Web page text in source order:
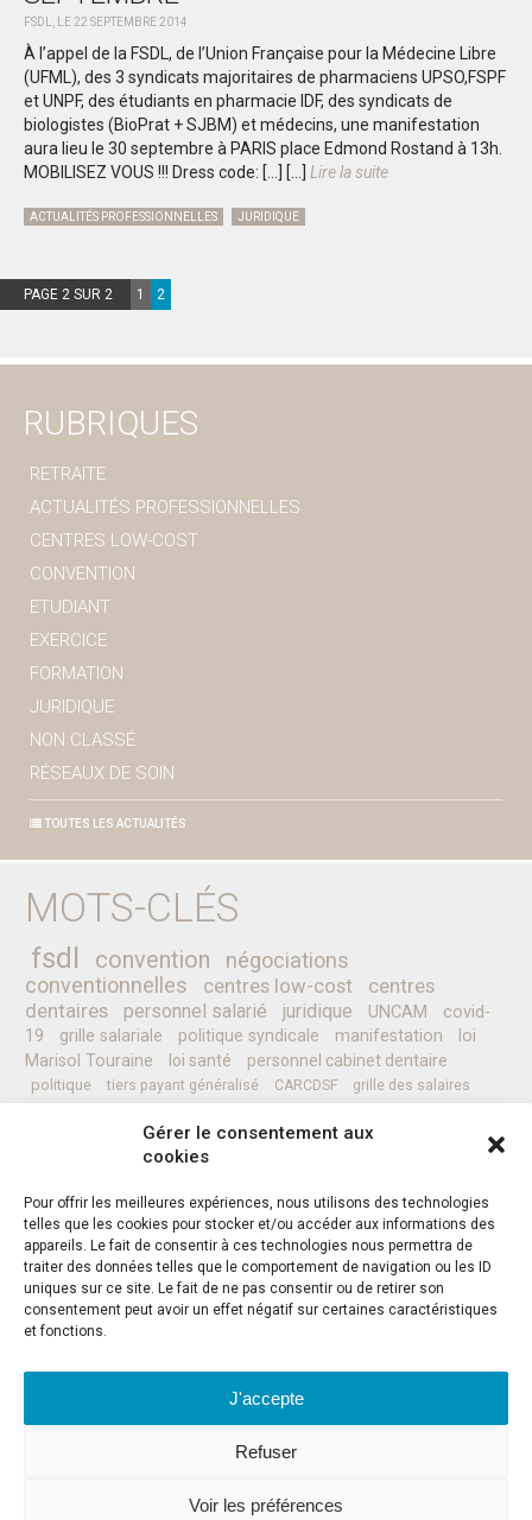
Gérer le consentement aux
cookies
Pour offrir les meilleures expériences, nous utilisons des technologies
telles que les cookies pour stocker et/ou accéder aux informations des
appareils. Le fait de consentir à ces technologies nous permettra de
traiter des données telles que le comportement de navigation ou les ID
uniques sur ce site. Le fait de ne pas consentir ou de retirer son
consentement peut avoir un effet négatif sur certaines caractéristiques
et fonctions.
J'accepte
Refuser
Voir les préférences
FSDL, LE 22 SEPTEMBRE 2014
À l’appel de la FSDL, de l’Union Française pour la Médecine Libre
(UFML), des 3 syndicats majoritaires de pharmaciens UPSO,FSPF
et UNPF, des étudiants en pharmacie IDF, des syndicats de
biologistes (BioPrat + SJBM) et médecins, une manifestation
aura lieu le 30 septembre à PARIS place Edmond Rostand à 13h.
MOBILISEZ VOUS !!! Dress code: […]
[...] Lire la suite
ACTUALITÉS PROFESSIONNELLES JURIDIQUE
PAGE 2 SUR 2 1 2
RUBRIQUES
RETRAITE
ACTUALITÉS PROFESSIONNELLES
CENTRES LOW-COST
CONVENTION
ETUDIANT
EXERCICE
FORMATION
JURIDIQUE
NON CLASSÉ
RÉSEAUX DE SOIN
TOUTES LES ACTUALITÉS
MOTS-CLÉS
fsdl convention
négociations
conventionnelles
centres low-cost
centres
dentaires
personnel salarié juridique UNCAM
covid-
19
grille salariale politique syndicale manifestation
loi
Marisol Touraine
loi santé personnel cabinet dentaire
politique tiers payant généralisé CARCDSF
grille des salaires
complémentaires santé
secret médical sénat CCAM
professionnels de santé
Instagram Facebook Twitter
-
31015 TOULOUSE Cedex 6